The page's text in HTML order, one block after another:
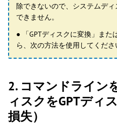
除できないので、システムデ
できません。
● 「GPTディスクに変換」また
ら、次の方法を使用してくださ
2. コマンドライン
ィスクをGPTディ
損失）